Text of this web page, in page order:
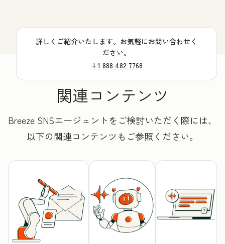
詳しくご紹介いたします。お気軽にお問い合わせく
ださい。
+1 888 482 7768
関連コンテンツ
Breeze SNSエージェントをご検討いただく際には、
以下の関連コンテンツもご参照ください。